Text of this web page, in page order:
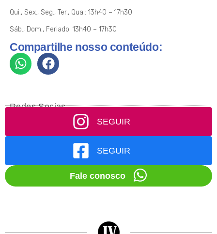
Qui., Sex., Seg., Ter., Qua.: 13h40 – 17h30
Sáb., Dom., Feriado: 13h40 – 17h30
Compartilhe nosso conteúdo:
Redes Socias
SEGUIR
SEGUIR
Fale conosco